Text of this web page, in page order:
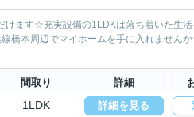
ます☆充実設備の1LDKは落ち着いた生活
橋本周辺でマイホームを手に入れません
間取り 詳細
1LDK 詳細を見る